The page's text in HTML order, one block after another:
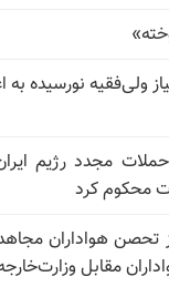
ولی‌فقیه نورسیده به
مجدد رژیم
محکوم کرد
تحصن هواداران
مقابل